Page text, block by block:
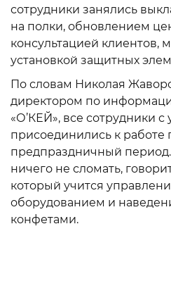
сотрудники занялись
на полки, обновлением
консультацией клиентов,
установкой защитных
По словам Николая
директором по
«О’КЕЙ», все сотрудники с
присоединились к работе
предпраздничный
ничего не сломать,
который учится
оборудованием и
конфетами.